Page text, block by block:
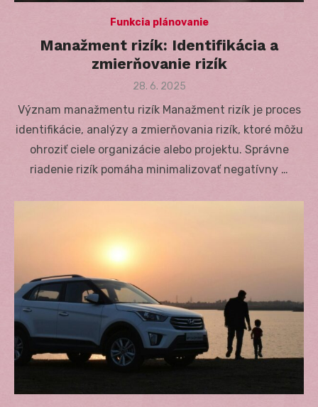
Funkcia plánovanie
Manažment rizík: Identifikácia a
zmierňovanie rizík
Posted
28. 6. 2025
Význam manažmentu rizík Manažment rizík je proces
identifikácie, analýzy a zmierňovania rizík, ktoré môžu
ohroziť ciele organizácie alebo projektu. Správne
riadenie rizík pomáha minimalizovať negatívny …